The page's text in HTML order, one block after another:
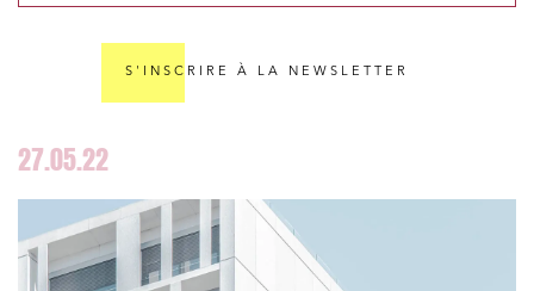
S'INSCRIRE À LA NEWSLETTER
27.05.22